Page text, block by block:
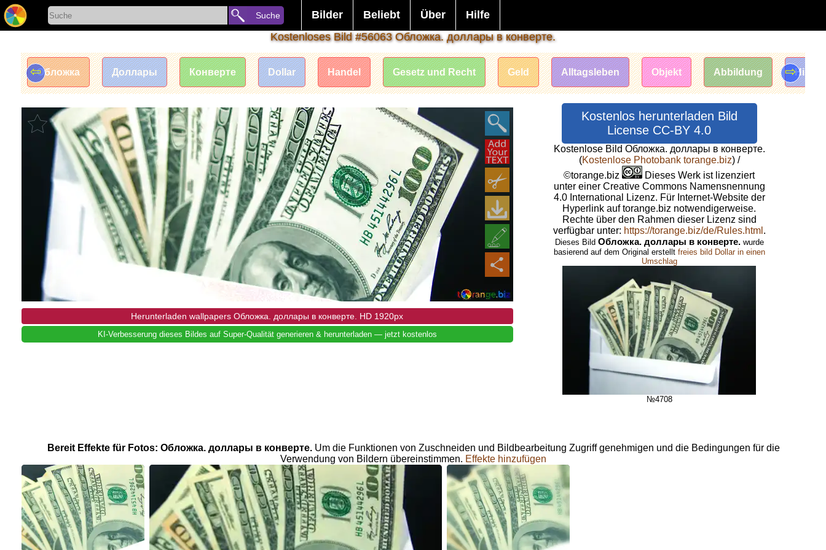
Suche Bilder Beliebt Über
Hilfe
Kostenloses Bild #56063 Обложка. доллары в конверте.
Обложка Доллары Конверте Dollar Handel Gesetz und Recht Geld Alltagsleben Objekt Abbildung
⇦ ⇨
Herunterladen wallpapers Обложка. доллары в конверте. HD 1920px
KI-Verbesserung dieses Bildes auf Super-Qualität generieren & herunterladen — jetzt kostenlos
Kostenlos herunterladen Bild
License CC-BY 4.0
Kostenlose Bild Обложка. доллары в конверте.
(Kostenlose Photobank torange.biz) /
©torange.biz
Dieses Werk ist lizenziert
unter einer Creative Commons Namensnennung
4.0 International Lizenz. Für Internet-Website der
Hyperlink auf torange.biz notwendigerweise.
Rechte über den Rahmen dieser Lizenz sind
verfügbar unter: https://torange.biz/de/Rules.html .
Dieses Bild Обложка. доллары в конверте.wurde
basierend auf dem Original erstellt freies bild Dollar in einen
Umschlag
№4708
Bereit Effekte für Fotos: Обложка. доллары в конверте. Um die Funktionen von Zuschneiden und Bildbearbeitung Zugriff genehmigen und die Bedingungen für die
Verwendung von Bildern übereinstimmen. Effekte hinzufügen